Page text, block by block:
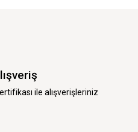
ile alışverişleriniz